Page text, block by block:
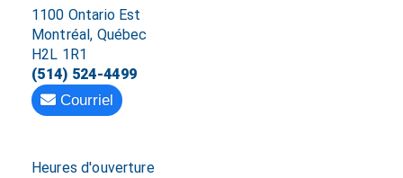
1100 Ontario Est
Montréal, Québec
H2L 1R1
(514) 524-4499
Courriel
Heures d'ouverture